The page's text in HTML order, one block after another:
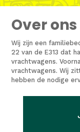
Over ons
Wij zijn een
22 van de E313 dat
vrachtwagens.
vrachtwagens. Wij
hebben de nodige